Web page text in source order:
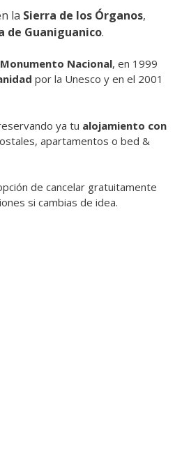
la Sierra de los Órganos,
de Guaniguanico.
Monumento Nacional, en 1999
por la Unesco y en el 2001
ya tu alojamiento con
apartamentos o bed &
de cancelar gratuitamente
si cambias de idea.